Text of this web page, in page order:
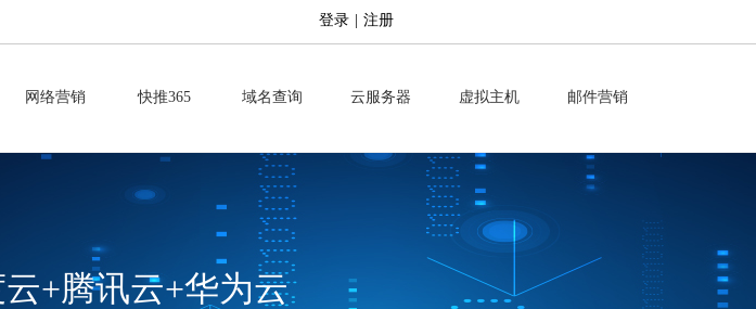
登录 注册
网络营销 快推365 域名查询 云服务器 虚拟主机 邮件营销
+腾讯云+华为云